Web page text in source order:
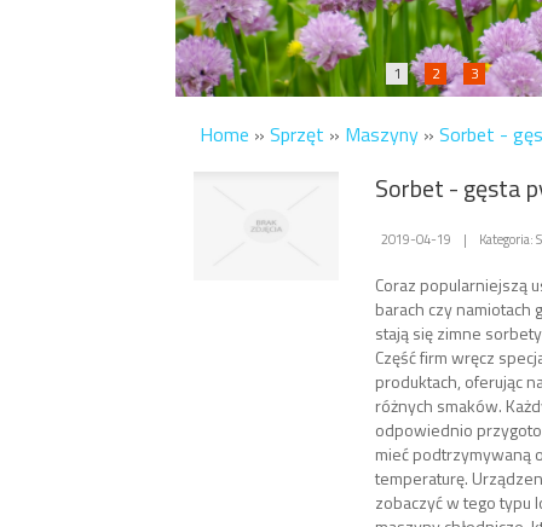
1 2 3
Home » Sprzęt » Maszyny » Sorbet -
Sorbet - gęsta
2019-04-19 | Kategoria:
Coraz popularniejszą
barach czy namiotach
stają się zimne
Część firm wręcz
produktach, oferując
różnych smaków.
odpowiednio
mieć podtrzymywaną
temperaturę.
zobaczyć w tego typu